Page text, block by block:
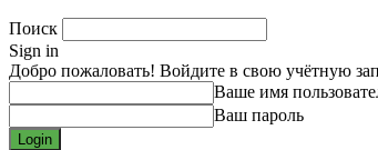
Поиск
Sign in
Добро пожаловать! Войдите в свою учётную
Ваше имя
Ваш пароль